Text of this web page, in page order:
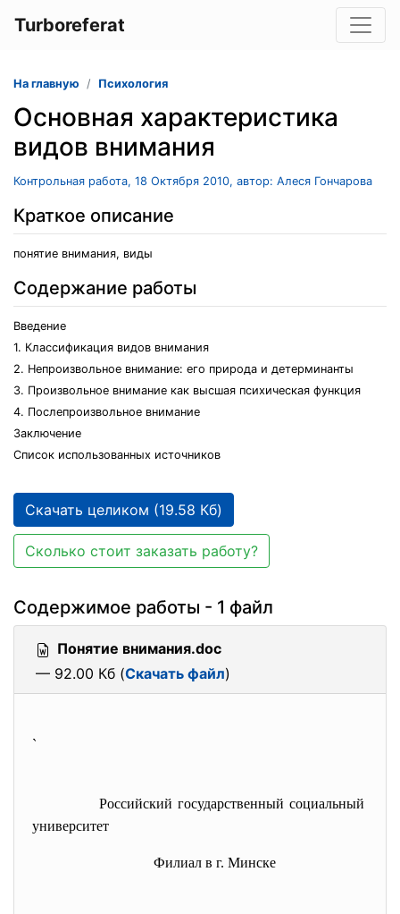
Turboreferat
На главную Психология
Основная характеристика
видов внимания
Контрольная работа, 18 Октября 2010, автор: Алеся Гончарова
Краткое описание
понятие внимания, виды
Содержание работы
Введение
1. Классификация видов внимания
2. Непроизвольное внимание: его природа и детерминанты
3. Произвольное внимание как высшая психическая функция
4. Послепроизвольное внимание
Заключение
Список использованных источников
Скачать целиком (19.58 Кб)
Сколько стоит заказать работу?
Содержимое работы - 1 файл
Понятие внимания.doc
— 92.00 Кб (Скачать файл)
`
Российский государственный социальный
университет
Филиал в г. Минске